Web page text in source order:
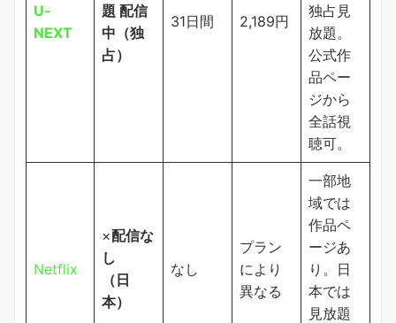
U-
NEXT
題 配信
中（独
占）
31日間 2,189円
独占見
放題。
公式作
品ペー
ジから
全話視
聴可。
Netflix
×配信な
し
（日
本）
なし
プラン
により
異なる
一部地
域では
作品ペ
ージあ
り。日
本では
見放題